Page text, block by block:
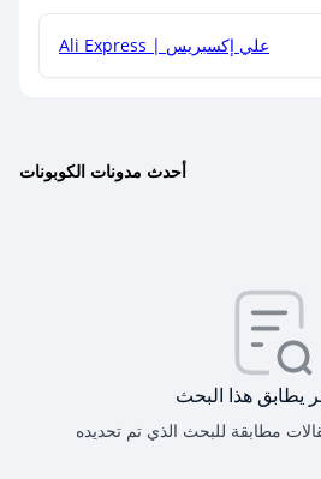
Ali Express | علي إكسبريس
أحدث مدونات الكوبونات
يطابق هذا البحث